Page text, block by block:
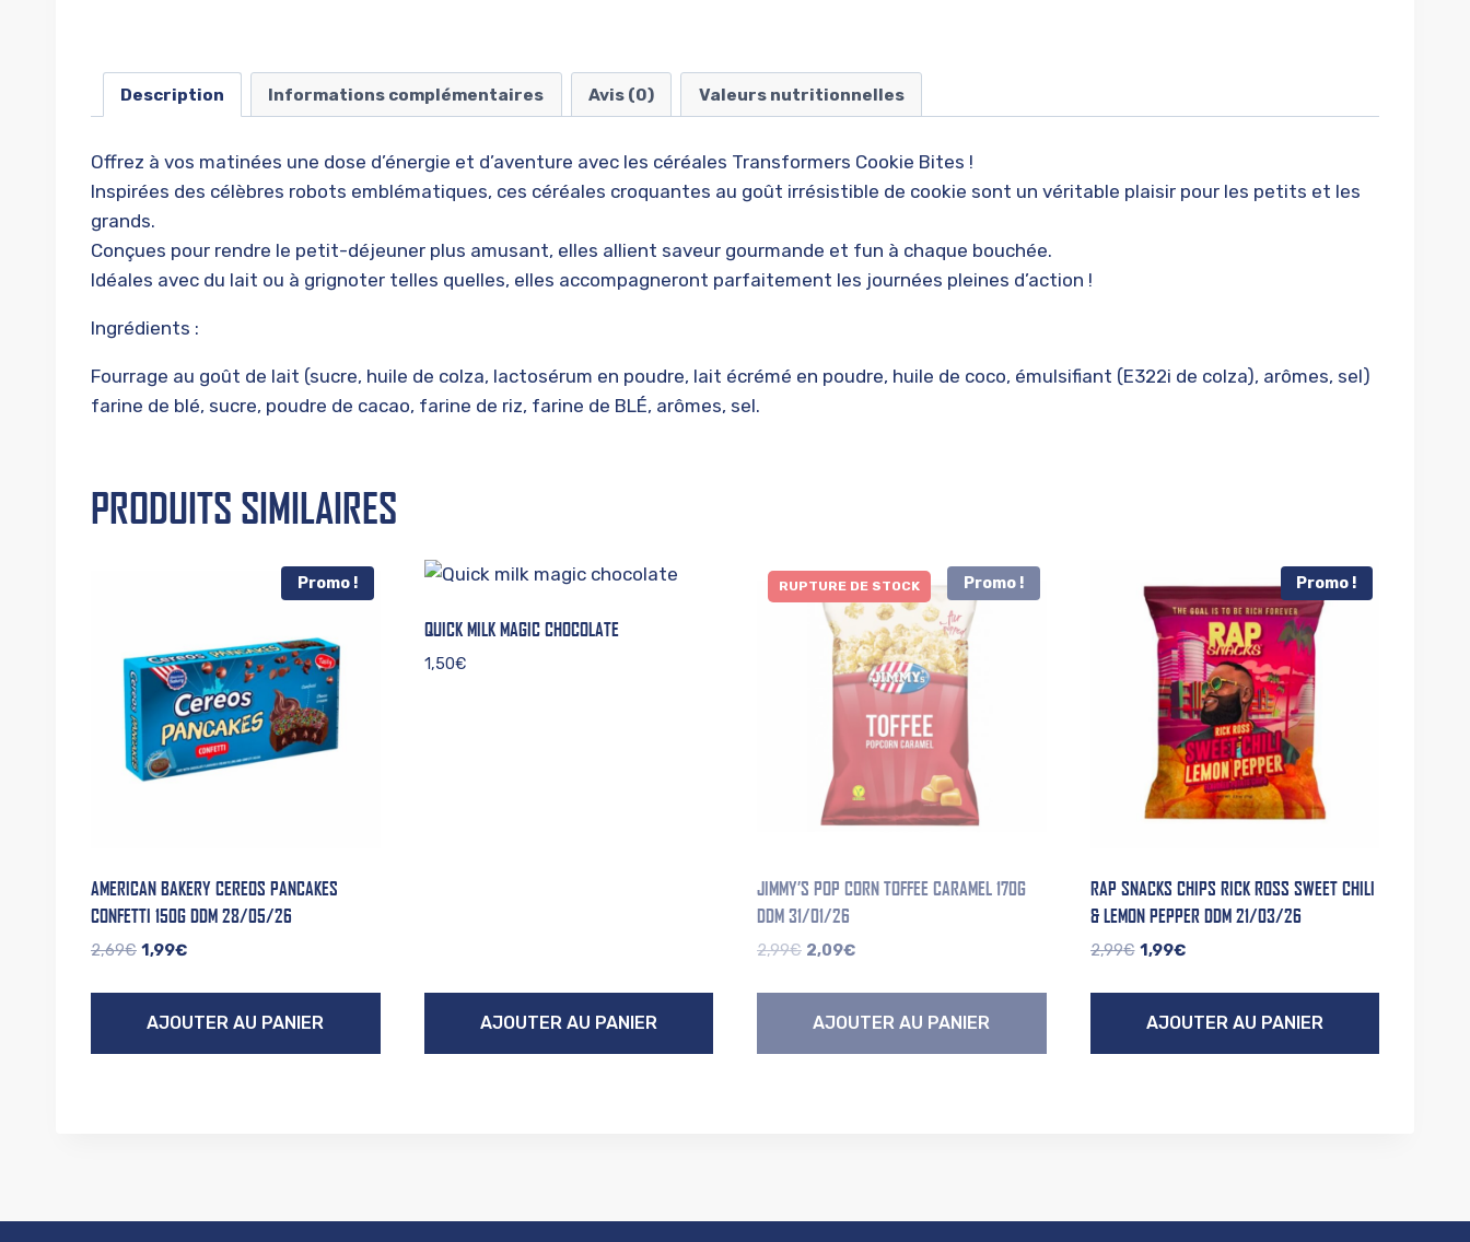
Description Informations complémentaires Avis (0) Valeurs nutritionnelles
Offrez à vos matinées une dose d’énergie et d’aventure avec les céréales Transformers Cookie Bites !
Inspirées des célèbres robots emblématiques, ces céréales croquantes au goût irrésistible de cookie sont un véritable plaisir pour les petits et les
grands.
Conçues pour rendre le petit-déjeuner plus amusant, elles allient saveur gourmande et fun à chaque bouchée.
Idéales avec du lait ou à grignoter telles quelles, elles accompagneront parfaitement les journées pleines d’action !
Ingrédients :
Fourrage au goût de lait (sucre, huile de colza, lactosérum en poudre, lait écrémé en poudre, huile de coco, émulsifiant (E322i de colza), arômes, sel)
farine de blé, sucre, poudre de cacao, farine de riz, farine de BLÉ, arômes, sel.
PRODUITS SIMILAIRES
Promo !
AMERICAN BAKERY CEREOS PANCAKES
CONFETTI 150G DDM 28/05/26
2,69€ Le
était :
2,69€.
1,99€Le
est :
1,99€.
AJOUTER AU PANIER
QUICK MILK MAGIC CHOCOLATE
1,50€
AJOUTER AU PANIER
Promo !
RUPTURE DE STOCK
JIMMY’S POP CORN TOFFEE CARAMEL 170G
DDM 31/01/26
2,99€ Le
était :
2,99€.
2,09€Le
est :
2,09€.
AJOUTER AU PANIER
Promo !
RAP SNACKS CHIPS RICK ROSS SWEET CHILI
& LEMON PEPPER DDM 21/03/26
2,99€ Le
était :
2,99€.
1,99€Le
est :
1,99€.
AJOUTER AU PANIER